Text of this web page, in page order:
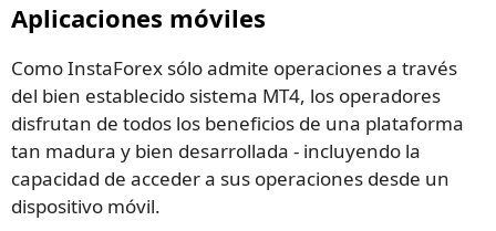
Aplicaciones móviles
Como InstaForex sólo admite operaciones a través
del bien establecido sistema MT4, los operadores
disfrutan de todos los beneficios de una plataforma
tan madura y bien desarrollada - incluyendo la
capacidad de acceder a sus operaciones desde un
dispositivo móvil.